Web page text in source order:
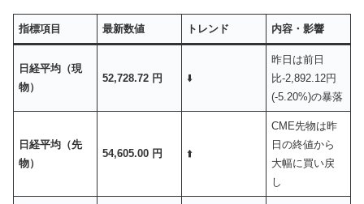
指標項目 最新数値 トレンド 内容・影響
日経平均（現
物）
52,728.72 円 ⬇️
昨日は前日
比-2,892.12円
(-5.20%)の暴落
日経平均（先
物）
54,605.00 円 ⬆️
CME先物は昨
日の終値から
大幅に買い戻
し